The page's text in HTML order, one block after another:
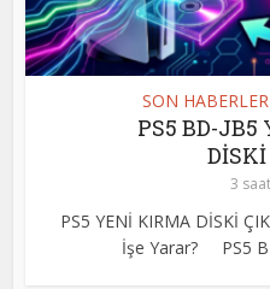
SON
PS5 BD-
3
PS5 YENİ KIRMA DİSKİ
İşe Yarar? PS5